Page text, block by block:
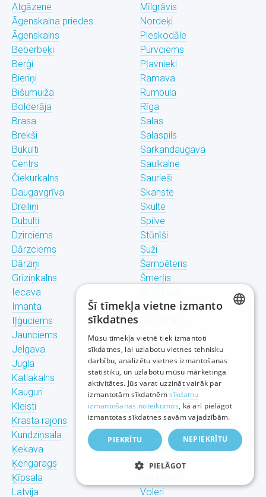
Atgāzene
Āgenskalna priedes
Āgenskalns
Beberbeķi
Berģi
Bieriņi
Bišumuiža
Bolderāja
Brasa
Brekši
Bukulti
Centrs
Čiekurkalns
Daugavgrīva
Dreiliņi
Dubulti
Dzirciems
Dārzciems
Dārziņi
Grīziņkalns
Iecava
Imanta
Iļģuciems
Jaunciems
Jelgava
Jugla
Katlakalns
Kauguri
Kleisti
Krasta rajons
Kundziņsala
Ķekava
Ķengarags
Ķīpsala
Latvija
Mīlgrāvis
Nordeķi
Pleskodāle
Purvciems
Pļavnieki
Ramava
Rumbula
Rīga
Salas
Salaspils
Sarkandaugava
Saulkalne
Saurieši
Skanste
Skulte
Spilve
Stūnīši
Suži
Šampēteris
Šmerļis
Teika
Trīsciems
Tīraine
Ulbroka
Upeslejas
Valdlauči
Vangaži
Vecdaugava
Vecmīlgrāvis
Vecpilsēta
Vecāķi
Voleri
RUSSIAN
ENGLISH
Šī tīmekļa vietne izmanto
sīkdatnes
Mūsu tīmekļa vietnē tiek izmantoti
sīkdatnes, lai uzlabotu vietnes tehnisku
darbību, analizētu vietnes izmantošanas
statistiku, un uzlabotu mūsu mārketinga
aktivitātes. Jūs varat uzzināt vairāk par
izmantotām sīkdatnēmsīkdatņu
izmantošanas noteikumos, kā arī pielāgot
izmantotas sīkdatnes savām vajadzībām.
PIEKRĪTU NEPIEKRĪTU
PIELĀGOT